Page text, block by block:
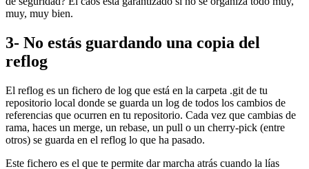
muy, muy bien.
3- No estás guardando una copia del
reflog
El reflog es un fichero de log que está en la carpeta .git de tu
repositorio local donde se guarda un log de todos los cambios de
referencias que ocurren en tu repositorio. Cada vez que cambias de
rama, haces un merge, un rebase, un pull o un cherry-pick (entre
otros) se guarda en el reflog lo que ha pasado.
Este fichero es el que te permite dar marcha atrás cuando la lías